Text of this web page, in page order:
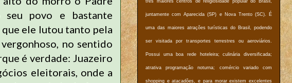
povo e bastante
ele lutou tanto pela
no sentido
é verdade: Juazeiro
eleitorais, onde a
três maiores centros de religiosidade popular do Brasil,
juntamente com Aparecida (SP) e Nova Trento (SC). É
uma das maiores atrações turísticas do Brasil, podendo
ser visitada por transportes terrestres ou aeroviários.
Possui uma boa rede hoteleira; culinária diversificada;
atrativa programação noturna; comércio variado com
shopping e atacadões, e para morar existem excelentes